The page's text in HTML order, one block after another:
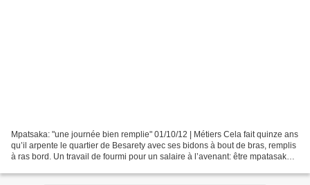
Mpatsaka: "une journée bien remplie" 01/10/12 | Métiers Cela fait quinze ans
qu’il arpente le quartier de Besarety avec ses bidons à bout de bras, remplis
à ras bord. Un travail de fourmi pour un salaire à l’avenant: être mpatasaka